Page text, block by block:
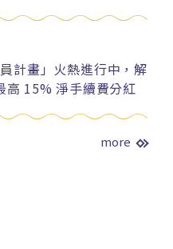
計畫」火熱進行中，解
高 15% 淨手續費分紅
more